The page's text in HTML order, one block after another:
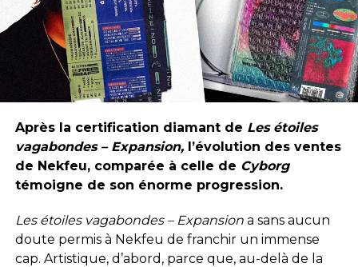
Après la certification diamant de Les étoiles
vagabondes – Expansion, l’évolution des ventes
de Nekfeu, comparée à celle de Cyborg
témoigne de son énorme progression.
Les étoiles vagabondes – Expansion a sans aucun
doute permis à Nekfeu de franchir un immense
cap. Artistique, d’abord, parce que, au-delà de la